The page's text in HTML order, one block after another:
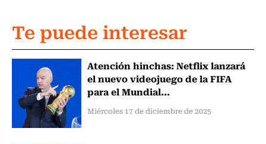
Te puede interesar
Atención hinchas: Netflix lanzará
el nuevo videojuego de la FIFA
para el Mundial...
Miércoles 17 de diciembre de 2025